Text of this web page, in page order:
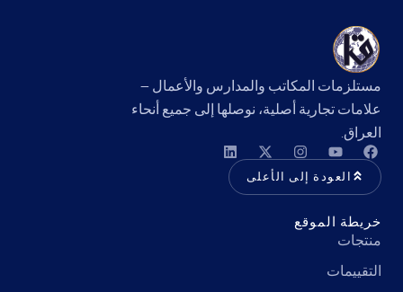
مستلزمات المكاتب والمدارس والأعمال —
علامات تجارية أصلية، نوصلها إلى جميع أنحاء
العراق.
العودة إلى الأعلى
خريطة الموقع
منتجات
التقييمات